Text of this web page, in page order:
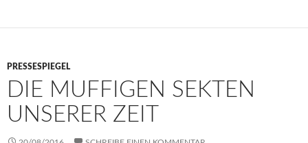
k
p
er n
PRESSESPIEGEL
DIE MUFFIGEN SEKTEN
UNSERER ZEIT